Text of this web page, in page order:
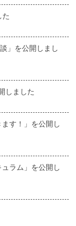
」を公開しまし
しました
す！」を公開し
ラム」を公開し